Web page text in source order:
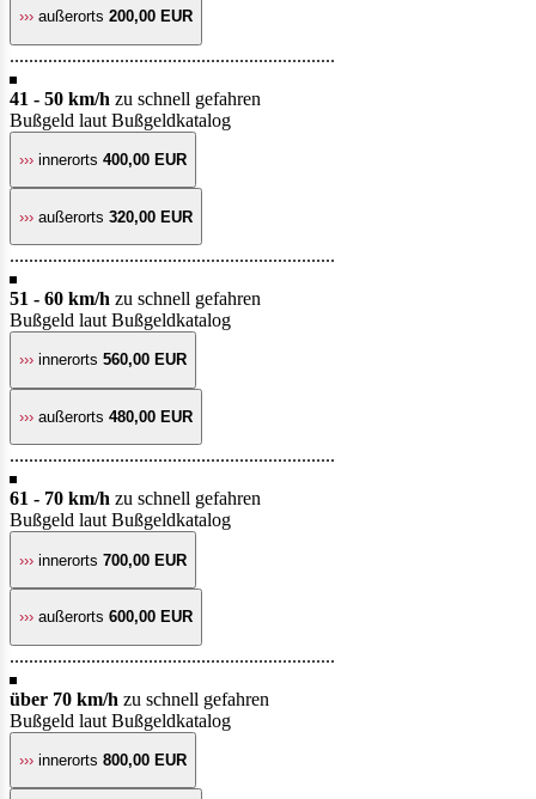
››› außerorts 200,00 EUR
....................................................................
41 - 50 km/h zu schnell gefahren
Bußgeld laut Bußgeldkatalog
››› innerorts 400,00 EUR
››› außerorts 320,00 EUR
....................................................................
51 - 60 km/h zu schnell gefahren
Bußgeld laut Bußgeldkatalog
››› innerorts 560,00 EUR
››› außerorts 480,00 EUR
....................................................................
61 - 70 km/h zu schnell gefahren
Bußgeld laut Bußgeldkatalog
››› innerorts 700,00 EUR
››› außerorts 600,00 EUR
....................................................................
über 70 km/h zu schnell gefahren
Bußgeld laut Bußgeldkatalog
››› innerorts 800,00 EUR